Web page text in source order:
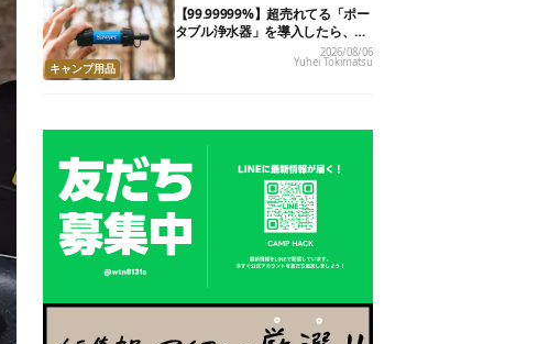
キャンプ用品
【99.99999%】超売れてる「ポー
タブル浄水器」を導入したら、防
災が明確に自分ごと化した2026/08/06
Yuhei Tokimatsu